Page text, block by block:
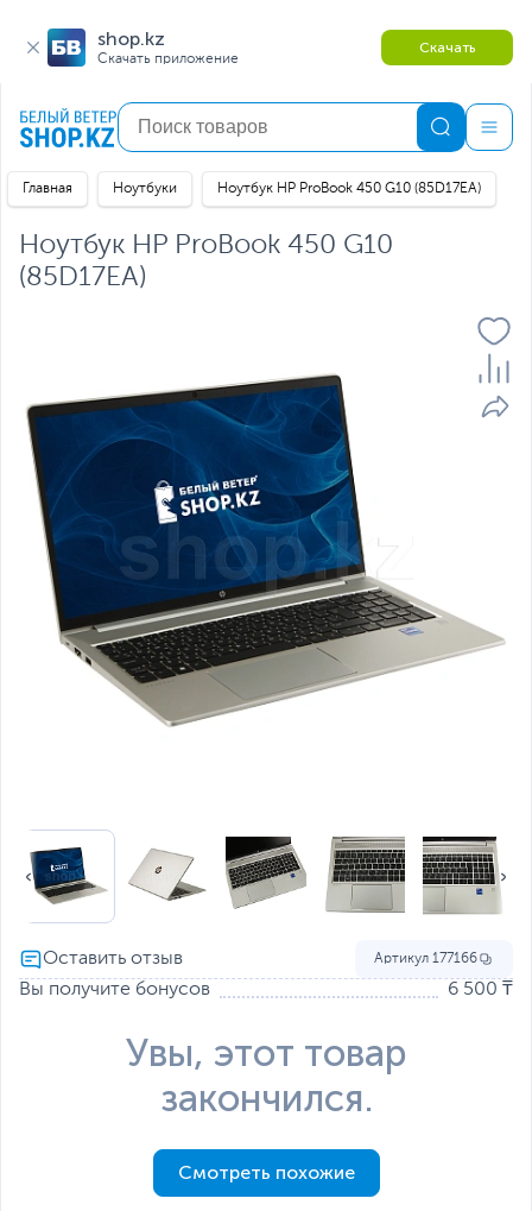
shop.kz
Скачать приложение
Скачать
Главная Ноутбуки Ноутбук HP ProBook 450 G10 (85D17EA)
Ноутбук HP ProBook 450 G10
(85D17EA)
Артикул 177166
Вы получите бонусов 6 500 ₸
Увы, этот товар
закончился.
Смотреть похожие